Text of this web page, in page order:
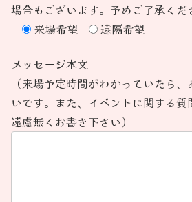
場合もございます。予めご了承くだ
来場希望
遠隔希望
メッセージ本文
（来場予定時間がわかっていたら
いです。また、イベントに関する
遠慮無くお書き下さい）